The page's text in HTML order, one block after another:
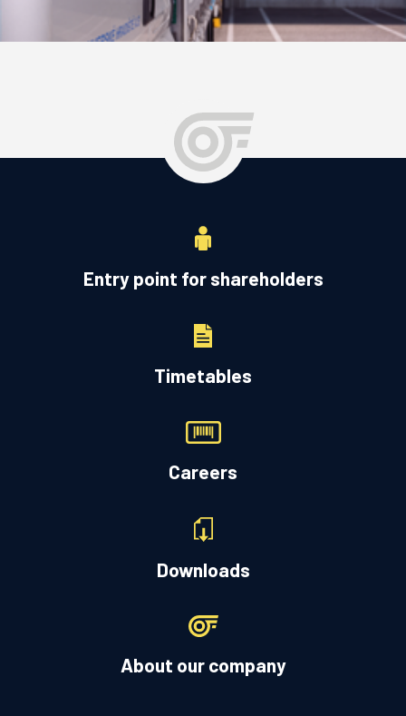
Entry point for shareholders
Timetables
Careers
Downloads
About our company